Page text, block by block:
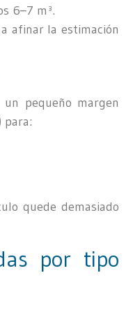
6–7 m³.
afinar la estimación
pequeño margen
para:
quede demasiado
por tipo